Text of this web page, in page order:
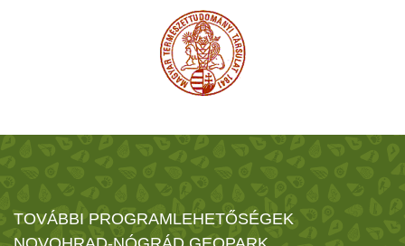
TOVÁBBI PROGRAMLEHETŐSÉGEK